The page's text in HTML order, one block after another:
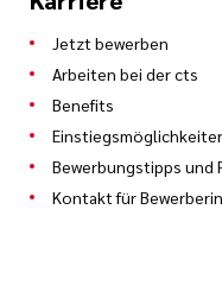
Jetzt bewerben
Arbeiten bei der cts
Benefits
Bewerbungstipps und
Kontakt für